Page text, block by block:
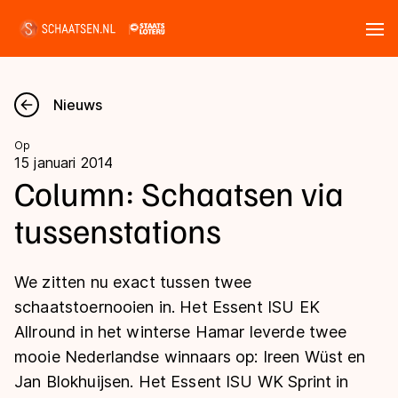
Nieuws
Kalender
Disciplines
Langebaan
Shorttrack
Inlineskaten
Uitslagen
Langebaan
Shorttrack
Marathon
Tijden & historie
Ranglijsten Langebaan
Nieuws
Op
15 januari 2014
Column: Schaatsen via
tussenstations
We zitten nu exact tussen twee
schaatstoernooien in. Het Essent ISU EK
Allround in het winterse Hamar leverde twee
mooie Nederlandse winnaars op: Ireen Wüst en
Jan Blokhuijsen. Het Essent ISU WK Sprint in